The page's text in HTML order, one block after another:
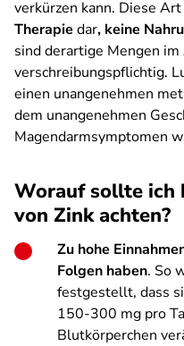
verkürzen kann. Diese
Therapie dar, keine
sind derartige Mengen
verschreibungspflichtig.
einen unangenehmen
dem unangeneh­men
Magendarmsymptomen
Worauf sollte ich
von Zink achten?
Zu hohe
Folgen haben. So
festgestellt, dass
150-300 mg pro
Blutkörperchen